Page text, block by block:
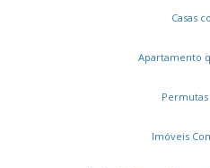
Casas
Apartamento
Imóveis